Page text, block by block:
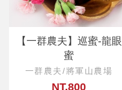
【一群農夫】巡蜜-龍眼
蜜
一群農夫/將軍山農場
NT.800